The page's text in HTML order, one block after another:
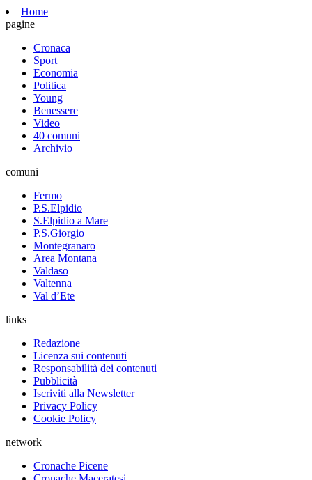
Home
pagine
Cronaca
Sport
Economia
Politica
Young
Benessere
Video
40 comuni
Archivio
comuni
Fermo
P.S.Elpidio
S.Elpidio a Mare
P.S.Giorgio
Montegranaro
Area Montana
Valdaso
Valtenna
Val d’Ete
links
Redazione
Licenza sui contenuti
Responsabilità dei contenuti
Pubblicità
Iscriviti alla Newsletter
Privacy Policy
Cookie Policy
network
Cronache Picene